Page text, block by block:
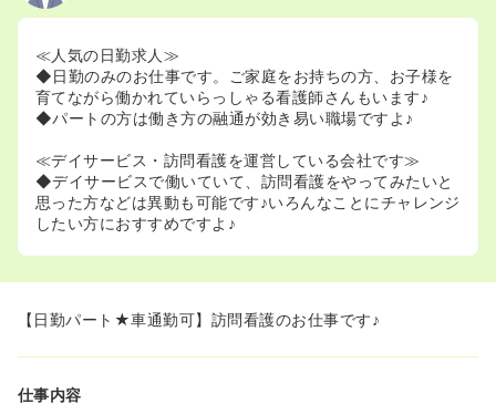
≪人気の日勤求人≫
◆日勤のみのお仕事です。ご家庭をお持ちの方、お子様を
育てながら働かれていらっしゃる看護師さんもいます♪
◆パートの方は働き方の融通が効き易い職場ですよ♪
≪デイサービス・訪問看護を運営している会社です≫
◆デイサービスで働いていて、訪問看護をやってみたいと
思った方などは異動も可能です♪いろんなことにチャレンジ
したい方におすすめですよ♪
【日勤パート★車通勤可】訪問看護のお仕事です♪
仕事内容